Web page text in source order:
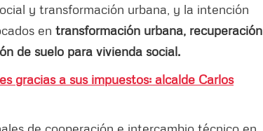
y transformación urbana, y la intención
en transformación urbana, recuperación
de suelo para vivienda social.
gracias a sus impuestos: alcalde Carlos